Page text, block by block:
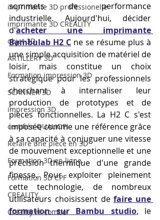
imprimante 3D professionelle
imprimante 3D CREALITY
objet 3D
ARTILLERY 3D
Formation impression 3D
SCANNER 3D
impression 3D
certifiée QUALIOPI
Refaire une piece en 3D
Formation 3D en ligne.
Formation 3D CPF
CREALITY,
Creality Hi combo
sommets de performance
industrielle. Aujourd'hui, décider
d'acheter une imprimante
Bambulab H2 C ne se résume plus à
une simple acquisition de matériel de
loisir, mais constitue un choix
stratégique pour les professionnels
cherchant à internaliser leur
production de prototypes et de
pièces fonctionnelles. La H2 C s'est
imposée comme une référence grâce
à sa capacité à conjuguer une vitesse
de mouvement exceptionnelle et une
précision thermique d'une grande
finesse. Pour exploiter pleinement
cette technologie, de nombreux
utilisateurs choisissent de faire une
formation sur Bambu studio, le